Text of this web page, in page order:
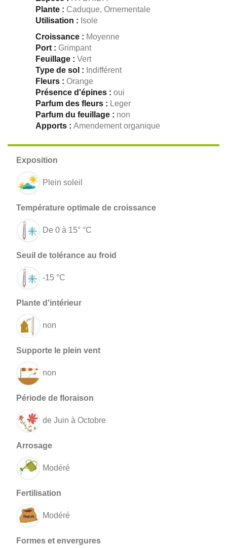
Plante : Caduque, Ornementale
Utilisation : Isole
Croissance : Moyenne
Port : Grimpant
Feuillage : Vert
Type de sol : Indifférent
Fleurs : Orange
Présence d'épines : oui
Parfum des fleurs : Leger
Parfum du feuillage : non
Apports : Amendement organique
Plein soleil
De 0 à 15° °C
-15 °C
non
non
de Juin à Octobre
Modéré
Modéré